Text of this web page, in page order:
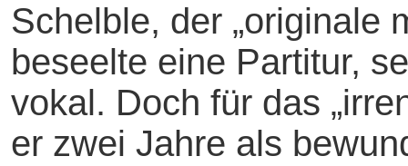
Schelble, der „originale
beseelte eine Partitur,
vokal. Doch für das
er zwei Jahre als